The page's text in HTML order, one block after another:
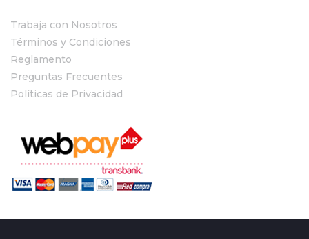
Trabaja con Nosotros
Términos y Condiciones
Reglamento
Preguntas Frecuentes
Políticas de Privacidad